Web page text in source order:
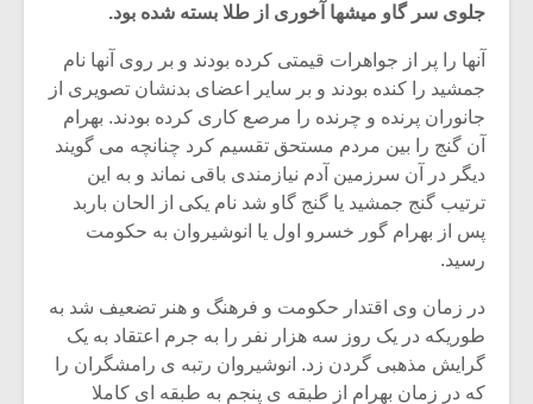
جلوی سر گاو میشها آخوری از طلا بسته شده بود.
آنها را پر از جواهرات قیمتی کرده بودند و بر روی آنها نام
جمشید را کنده بودند و بر سایر اعضای بدنشان تصویری از
جانوران پرنده و چرنده را مرصع کاری کرده بودند. بهرام
آن گنج را بین مردم مستحق تقسیم کرد چنانچه می گویند
دیگر در آن سرزمین آدم نیازمندی باقی نماند و به این
ترتیب گنج جمشید یا گنج گاو شد نام یکی از الحان باربد
پس از بهرام گور خسرو اول یا انوشیروان به حکومت
رسید.
در زمان وی اقتدار حکومت و فرهنگ و هنر تضعیف شد به
طوریکه در یک روز سه هزار نفر را به جرم اعتقاد به یک
گرایش مذهبی گردن زد. انوشیروان رتبه ی رامشگران را
که در زمان بهرام از طبقه ی پنجم به طبقه ای کاملا
میکلوش روژا